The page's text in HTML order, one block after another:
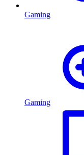
Gaming
Gaming